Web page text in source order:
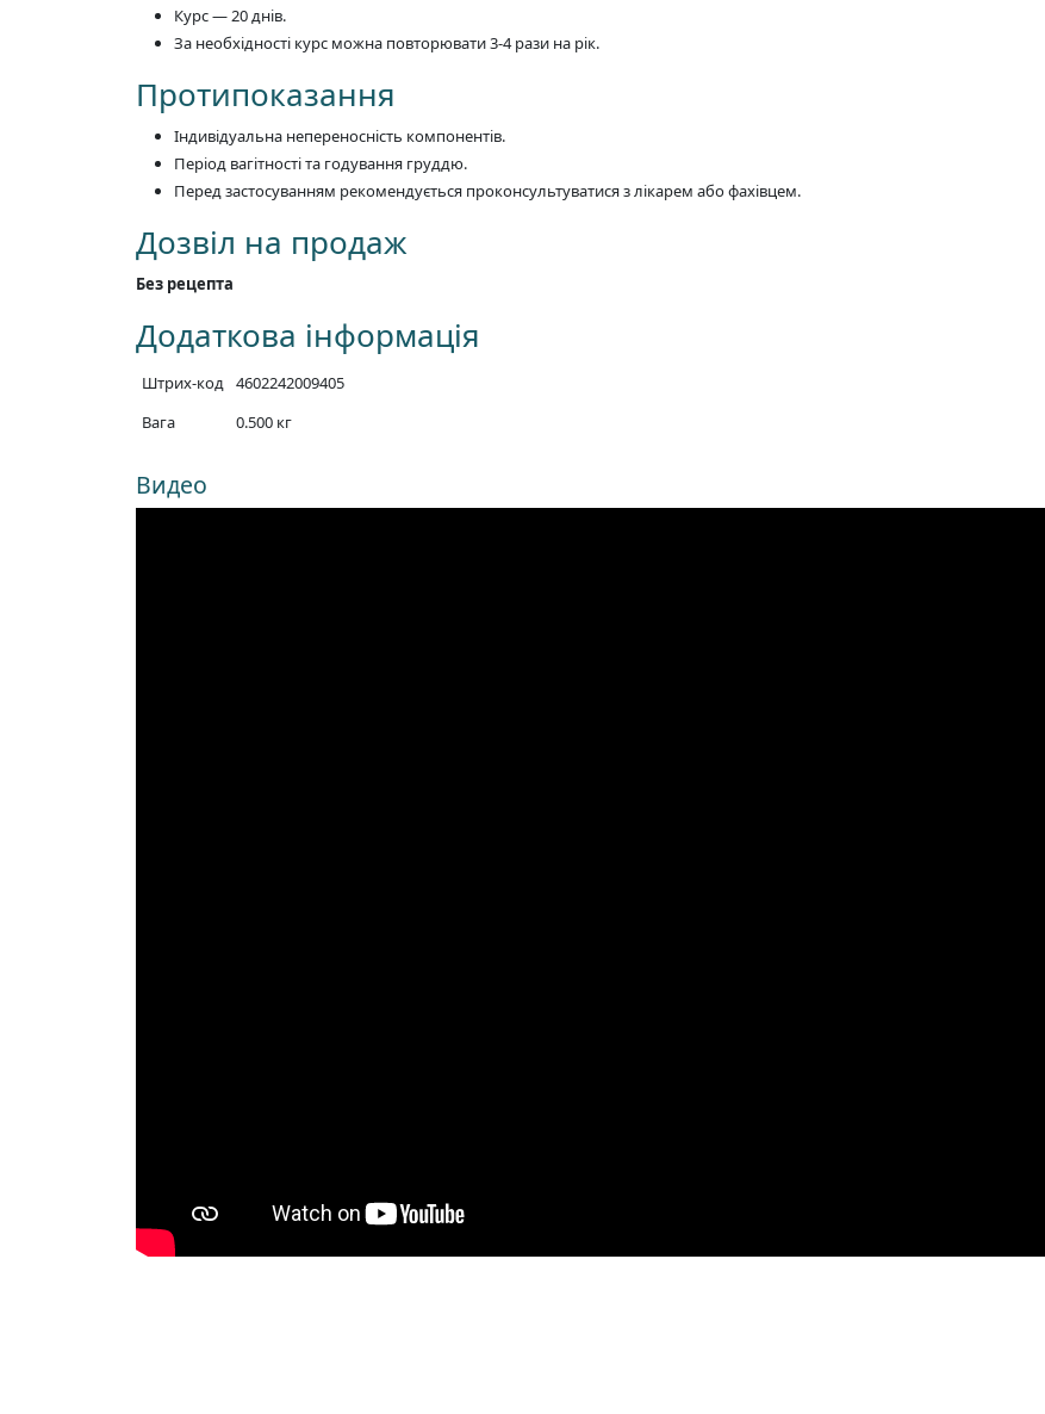
Курс — 20 днів.
За необхідності курс можна повторювати 3-4 рази на рік.
Протипоказання
Індивідуальна непереносність компонентів.
Період вагітності та годування груддю.
Перед застосуванням рекомендується проконсультуватися з лікарем або фахівцем.
Дозвіл на продаж
Без рецепта
Додаткова інформація
Штрих-код 4602242009405
Вага
0.500 кг
Видео